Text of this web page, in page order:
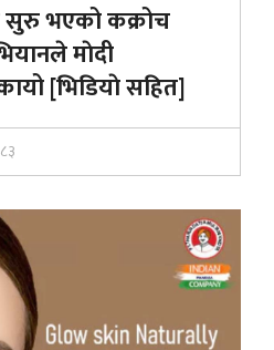
सुरु भएको कक्रोच
माेदी
[भिडियाे सहित]